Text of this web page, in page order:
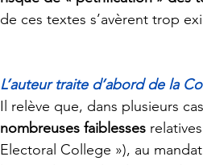
de ces textes s’avèrent trop
L’auteur traite d’abord de la
Il relève que, dans plusieurs
nombreuses faiblesses
Electoral College »), au